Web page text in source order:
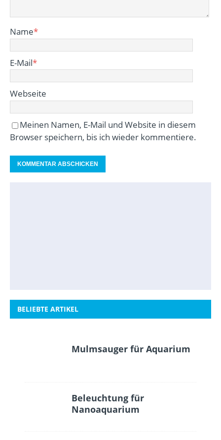
Name*
E-Mail*
Webseite
Meinen Namen, E-Mail und Website in diesem
Browser speichern, bis ich wieder kommentiere.
BELIEBTE ARTIKEL
Mulmsauger für Aquarium
Beleuchtung für
Nanoaquarium